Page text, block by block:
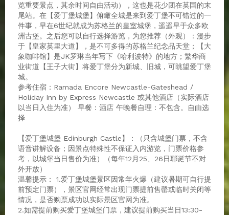
览重要景点，其余时间自由活动），这也是花少团在英国的末
尾站。在【爱丁堡城堡】俯瞰全城是来到爱丁堡不可错过的一
件事，早在6世纪就成为苏格兰的皇室城堡，遥遥早于众多欧
洲古堡。之后您可以自行选择游览，为您推荐（外观）：漫步
于【皇家英里大道】，是不可多得的苏格兰纪念品天堂；【大
象咖啡馆】是JK罗琳当年写下《哈利波特》的地方；繁华商
业街道【王子大街】将爱丁堡分为新城、旧城，可眺望爱丁堡
城。
参考住宿：Ramada Encore Newcastle-Gateshead /
Holiday Inn by Express Newcastle 或其他酒店（实际酒店
以当日入住为准） 早餐：酒店 午晚餐自理：不包含。自由选
择
【爱丁堡城堡 Edinburgh Castle】：（只含城堡门票，不含
语音讲解设备；因景点特殊性不保证入内游览，门票价格参
考，以城堡当日售价为准）（每年12月25、26日耶诞节不对
外开放）
温馨提示： 1.爱丁堡城堡景区因常年火爆（建议暑期可自行提
前预定门票），景区官网经常出现门票提前售罄或临时关闭等
情况，是否购票成功以实际景区官网为准。
2.如需提前购买爱丁堡城堡门票，建议提前购买当日13:30-